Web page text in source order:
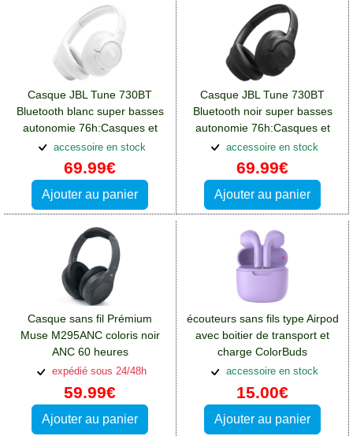
Casque JBL Tune 730BT
Bluetooth blanc super basses
autonomie 76h:Casques et
écouteurs Oppo A76
accessoire en stock
69.99€
Ajouter au panier
Casque JBL Tune 730BT
Bluetooth noir super basses
autonomie 76h:Casques et
écouteurs Oppo A76
accessoire en stock
69.99€
Ajouter au panier
Casque sans fil Prémium
Muse M295ANC coloris noir
ANC 60 heures
d'autonomie:Casques et
écouteurs Oppo A76
expédié sous 24/48h
59.99€
Ajouter au panier
écouteurs sans fils type Airpod
avec boitier de transport et
charge ColorBuds
violet:Casques et écouteurs
Oppo A76
accessoire en stock
15.00€
Ajouter au panier